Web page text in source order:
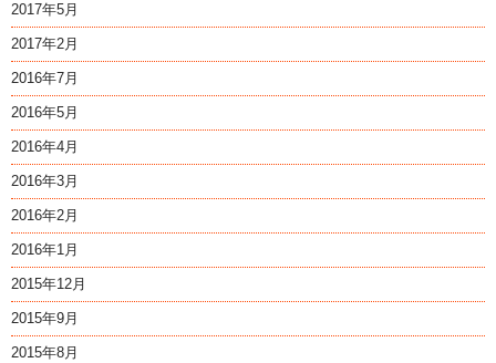
2017年5月
2017年2月
2016年7月
2016年5月
2016年4月
2016年3月
2016年2月
2016年1月
2015年12月
2015年9月
2015年8月